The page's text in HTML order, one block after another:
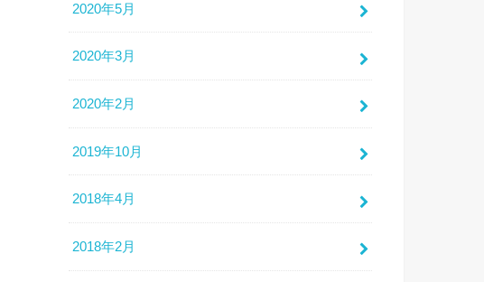
2020年5月
2020年3月
2020年2月
2019年10月
2018年4月
2018年2月